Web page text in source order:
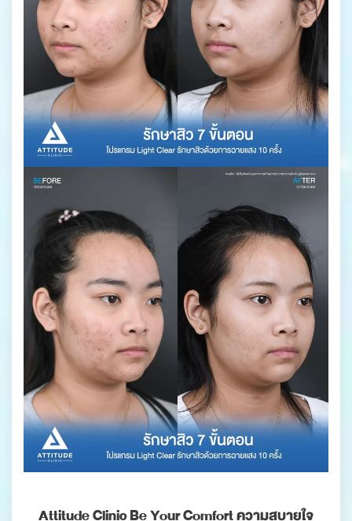
Attitude Clinic Be Your Comfort ความสบายใจ